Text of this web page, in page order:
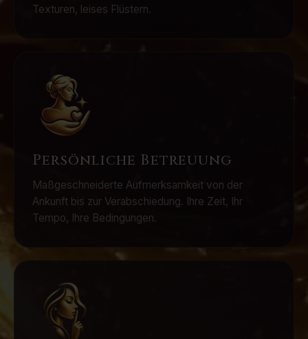
Texturen, leises Flüstern.
Persönliche Betreuung
Maßgeschneiderte Aufmerksamkeit von der
Ankunft bis zur Verabschiedung. Ihre Zeit, Ihr
Tempo, Ihre Bedingungen.